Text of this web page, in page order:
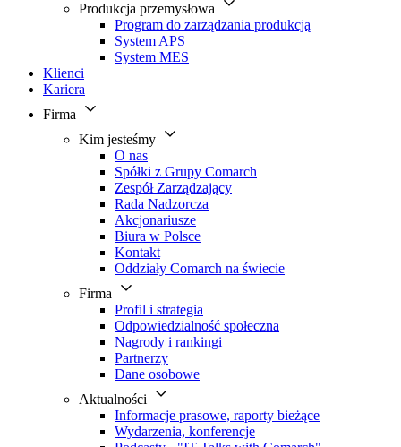
Produkcja przemysłowa
Program do zarządzania produkcją
System APS
System MES
Klienci
Kariera
Firma
Kim jesteśmy
O nas
Spółki z Grupy Comarch
Zespół Zarządzający
Rada Nadzorcza
Akcjonariusze
Biura w Polsce
Kontakt
Oddziały Comarch na świecie
Firma
Profil i strategia
Odpowiedzialność społeczna
Nagrody i rankingi
Partnerzy
Dane osobowe
Aktualności
Informacje prasowe, raporty bieżące
Wydarzenia, konferencje